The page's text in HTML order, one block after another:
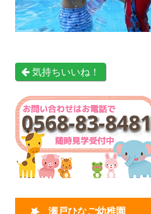
気持ちいいね！
瀬戸ひなご幼稚園